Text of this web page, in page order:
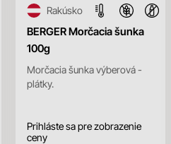
BERGER Morčacia šunka
100g
Morčacia šunka výberová -
plátky.
Rakúsko
Prihláste sa pre zobrazenie
ceny